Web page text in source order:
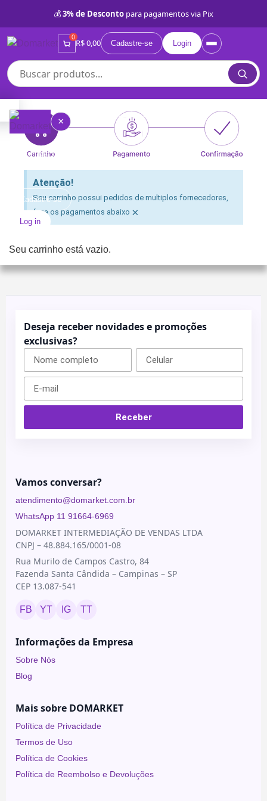
💰3% de Desconto para pagamentos via Pix
0
R$ 0,00 Cadastre-se Login
×
Compre por Categorias
somos
Lojas
EVO
Pharma
Galderma
Ilikia
MedBeauty
Aesthetics
Revanesse
U.SK
Skin
Categorias
Cânulas
Consumíveis
Drugdelivery
Fios de
Cadastre-se
Log in
Atenção!
Seu carrinho possui pedidos de multiplos fornecedores,
faça os pagamentos abaixo ×
Seu carrinho está vazio.
Deseja receber novidades e promoções
exclusivas?
Receber
Vamos conversar?
atendimento@domarket.com.br
WhatsApp 11 91664-6969
DOMARKET INTERMEDIAÇÃO DE VENDAS LTDA
CNPJ – 48.884.165/0001-08
Rua Murilo de Campos Castro, 84
Fazenda Santa Cândida – Campinas – SP
CEP 13.087-541
FB YT IG TT
Informações da Empresa
Sobre Nós
Blog
Mais sobre DOMARKET
Política de Privacidade
Termos de Uso
Política de Cookies
Política de Reembolso e Devoluções